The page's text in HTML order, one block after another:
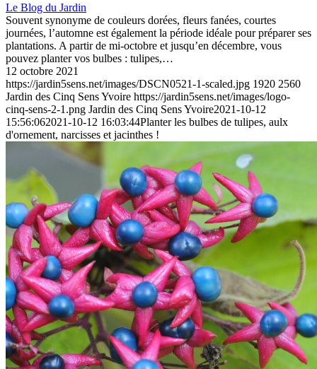
Le Blog du Jardin
Souvent synonyme de couleurs dorées, fleurs fanées, courtes
journées, l’automne est également la période idéale pour préparer ses
plantations. A partir de mi-octobre et jusqu’en décembre, vous
pouvez planter vos bulbes : tulipes,…
12 octobre 2021
https://jardin5sens.net/images/DSCN0521-1-scaled.jpg 1920 2560
Jardin des Cinq Sens Yvoire https://jardin5sens.net/images/logo-
cinq-sens-2-1.png Jardin des Cinq Sens Yvoire2021-10-12
15:56:062021-10-12 16:03:44Planter les bulbes de tulipes, aulx
d'ornement, narcisses et jacinthes !